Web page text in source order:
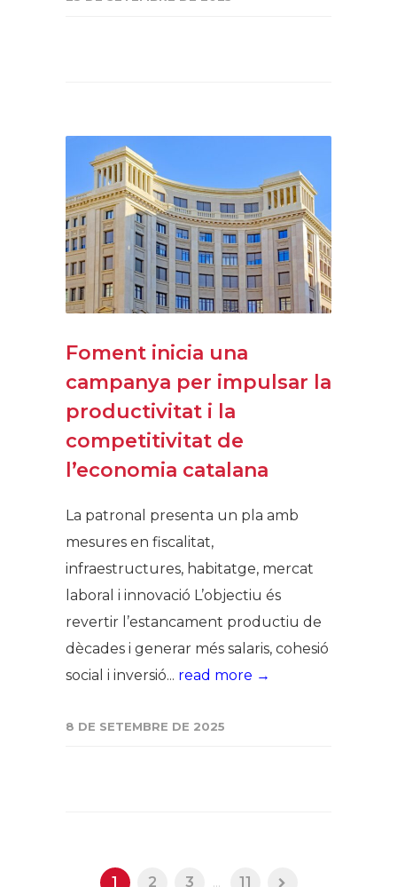
Foment inicia una
campanya per impulsar la
productivitat i la
competitivitat de
l’economia catalana
La patronal presenta un pla amb
mesures en fiscalitat,
infraestructures, habitatge, mercat
laboral i innovació L’objectiu és
revertir l’estancament productiu de
dècades i generar més salaris, cohesió
social i inversió... read more →
8 DE SETEMBRE DE 2025
1 2 3 ... 11